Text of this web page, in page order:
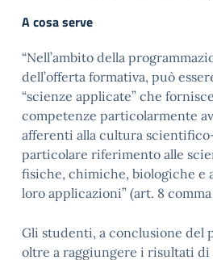
A cosa serve
“Nell’ambito della
dell’offerta formativa, può
“scienze applicate” che
competenze particolarmente
afferenti alla cultura
particolare riferimento alle
fisiche, chimiche, biologiche e
loro applicazioni” (art. 8 comma
Gli studenti, a conclusione del
oltre a raggiungere i risultati